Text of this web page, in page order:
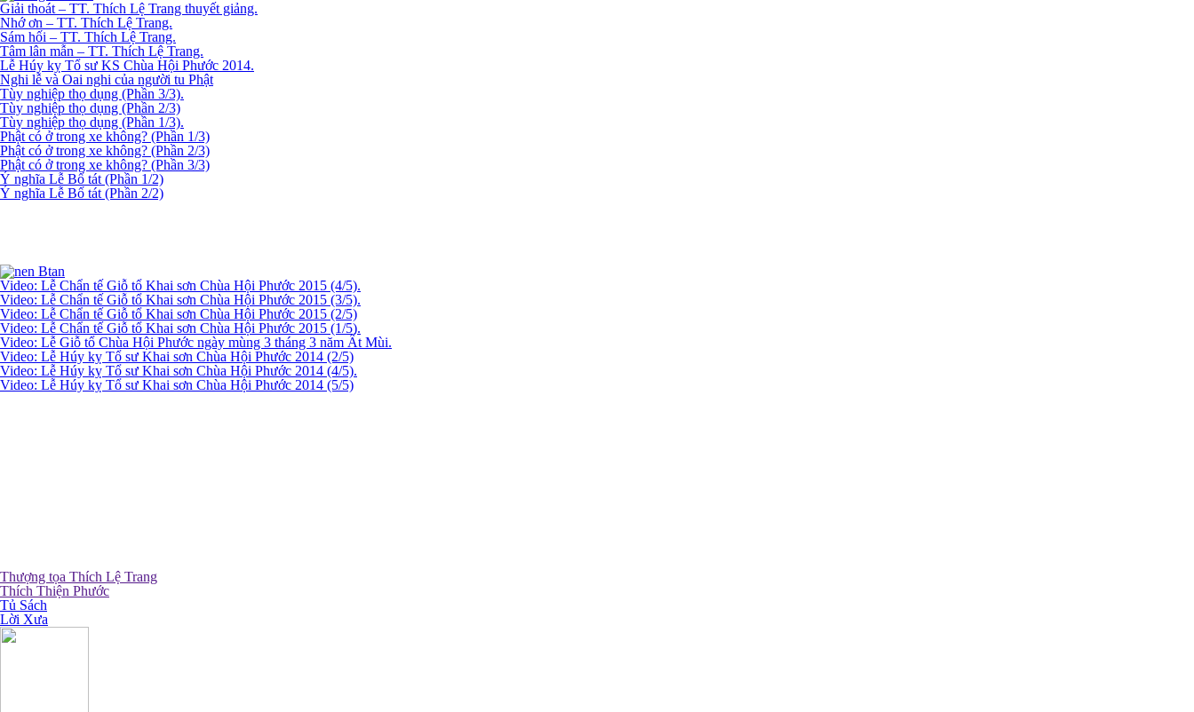
Giải thoát – TT. Thích Lệ Trang thuyết giảng.
Nhớ ơn – TT. Thích Lệ Trang.
Sám hối – TT. Thích Lệ Trang.
Tâm lân mẫn – TT. Thích Lệ Trang.
Lễ Húy kỵ Tổ sư KS Chùa Hội Phước 2014.
Nghi lễ và Oai nghi của người tu Phật
Tùy nghiệp thọ dụng (Phần 3/3).
Tùy nghiệp thọ dụng (Phần 2/3)
Tùy nghiệp thọ dụng (Phần 1/3).
Phật có ở trong xe không? (Phần 1/3)
Phật có ở trong xe không? (Phần 2/3)
Phật có ở trong xe không? (Phần 3/3)
Ý nghĩa Lễ Bố tát (Phần 1/2)
Ý nghĩa Lễ Bố tát (Phần 2/2)
Video: Lễ Chẩn tế Giỗ tổ Khai sơn Chùa Hội Phước 2015 (4/5).
Video: Lễ Chẩn tế Giỗ tổ Khai sơn Chùa Hội Phước 2015 (3/5).
Video: Lễ Chẩn tế Giỗ tổ Khai sơn Chùa Hội Phước 2015 (2/5)
Video: Lễ Chẩn tế Giỗ tổ Khai sơn Chùa Hội Phước 2015 (1/5).
Video: Lễ Giỗ tổ Chùa Hội Phước ngày mùng 3 tháng 3 năm Ất Mùi.
Video: Lễ Húy kỵ Tổ sư Khai sơn Chùa Hội Phước 2014 (2/5)
Video: Lễ Húy kỵ Tổ sư Khai sơn Chùa Hội Phước 2014 (4/5).
Video: Lễ Húy kỵ Tổ sư Khai sơn Chùa Hội Phước 2014 (5/5)
Thượng tọa Thích Lệ Trang
Thích Thiện Phước
Tủ Sách
Lời Xưa